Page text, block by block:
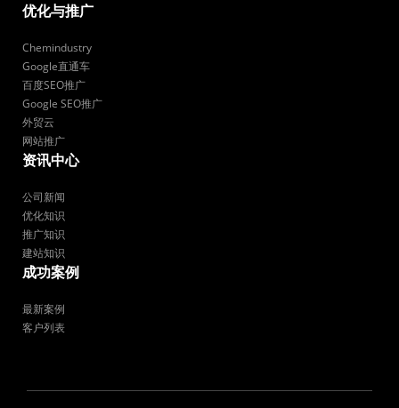
优化与推广
Chemindustry
Google直通车
百度SEO推广
Google SEO推广
外贸云
网站推广
资讯中心
公司新闻
优化知识
推广知识
建站知识
成功案例
最新案例
客户列表